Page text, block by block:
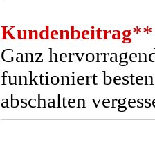
Kundenbeitrag**
Ganz
funktioniert
abschalten